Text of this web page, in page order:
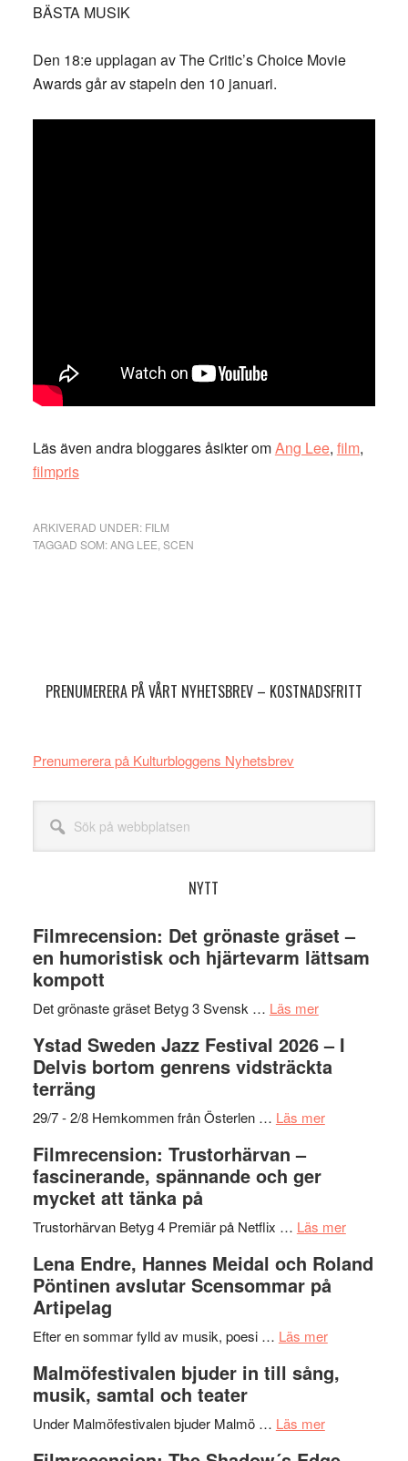
BÄSTA MUSIK
Den 18:e upplagan av The Critic’s Choice Movie
Awards går av stapeln den 10 januari.
Läs även andra bloggares åsikter omAng Lee, film,
filmpris
ARKIVERAD UNDER: FILM
TAGGAD SOM:ANG LEE SCEN
PRENUMERERA PÅ VÅRT NYHETSBREV – KOSTNADSFRITT
Prenumerera på Kulturbloggens Nyhetsbrev
webbplatsen
NYTT
Filmrecension: Det grönaste gräset –
en humoristisk och hjärtevarm lättsam
kompott
Det grönaste gräset Betyg 3 Svensk … Läs merom
Det
grönaste
–
och
lättsam
Ystad Sweden Jazz Festival 2026 – I
Delvis bortom genrens vidsträckta
terräng
29/7 - 2/8 Hemkommen från Österlen … Läs merom
2026
I
Delvis
genrens
terräng
Filmrecension: Trustorhärvan –
fascinerande, spännande och ger
mycket att tänka på
Trustorhärvan Betyg 4 Premiär på Netflix … Läs merom
Lena Endre, Hannes Meidal och Roland
Pöntinen avslutar Scensommar på
Artipelag
Efter en sommar fylld av musik, poesi … Läs merom
Endre,
Malmöfestivalen bjuder in till sång,
musik, samtal och teater
Under Malmöfestivalen bjuder Malmö … Läs merom